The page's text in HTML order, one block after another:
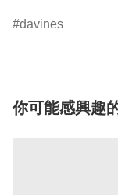
davines
你可能感興趣